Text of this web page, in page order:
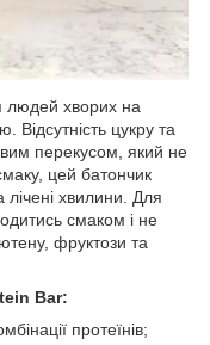
людей хворих на
Відсутність цукру та
перекусом, який не
цей батончик
хвилини. Для
смаком і не
фруктози та
Bar:
протеїнів;